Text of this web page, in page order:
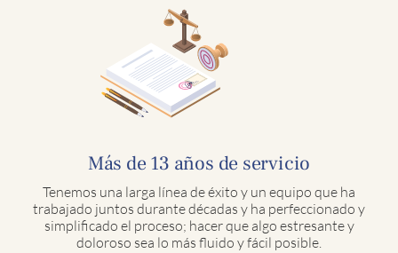
Más de 13 años de servicio
Tenemos una larga línea de éxito y un equipo que ha
trabajado juntos durante décadas y ha perfeccionado y
simplificado el proceso; hacer que algo estresante y
doloroso sea lo más fluido y fácil posible.